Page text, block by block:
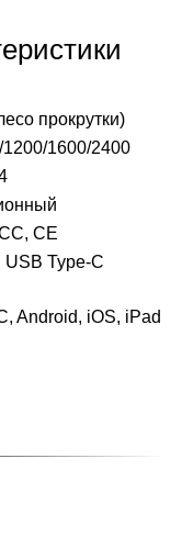
прокрутки)
1200/1600/2400
CE
USB Type-C
Android, iOS, iPad